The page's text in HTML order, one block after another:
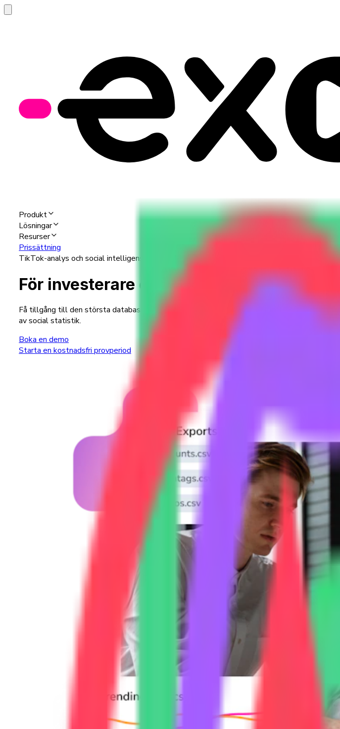
Produkt
Lösningar
Resurser
Prissättning
TikTok-analys och social intelligens
För investerare och kapitalförvaltning
Få tillgång till den största databasen med sociala insikter från TikTok för
av social statistik.
Boka en demo
Starta en kostnadsfri provperiod